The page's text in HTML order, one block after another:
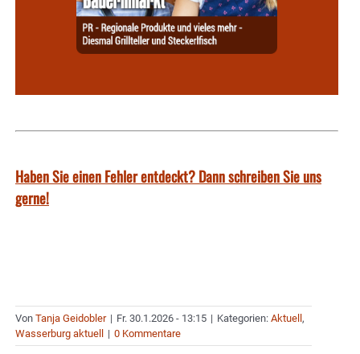
Haben Sie einen Fehler entdeckt? Dann schreiben Sie uns
gerne!
Von Tanja Geidobler | Fr. 30.1.2026 - 13:15 | Kategorien: Aktuell ,
Wasserburg aktuell
| 0 Kommentare